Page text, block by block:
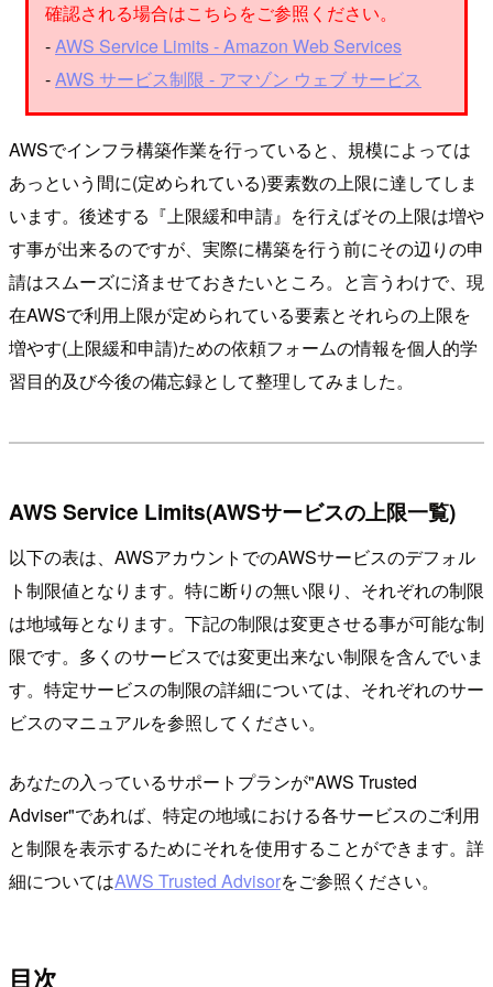
確認される場合はこちらをご参照ください。
-AWS Service Limits - Amazon Web Services
-AWS サービス制限 - アマゾン ウェブ サービス
AWSでインフラ構築作業を行っていると、規模によっては
あっという間に(定められている)要素数の上限に達してしま
います。後述する『上限緩和申請』を行えばその上限は増や
す事が出来るのですが、実際に構築を行う前にその辺りの申
請はスムーズに済ませておきたいところ。と言うわけで、現
在AWSで利用上限が定められている要素とそれらの上限を
増やす(上限緩和申請)ための依頼フォームの情報を個人的学
習目的及び今後の備忘録として整理してみました。
AWS Service Limits(AWSサービスの上限一覧)
以下の表は、AWSアカウントでのAWSサービスのデフォル
ト制限値となります。特に断りの無い限り、それぞれの制限
は地域毎となります。下記の制限は変更させる事が可能な制
限です。多くのサービスでは変更出来ない制限を含んでいま
す。特定サービスの制限の詳細については、それぞれのサー
ビスのマニュアルを参照してください。
あなたの入っているサポートプランが"AWS Trusted
Adviser"であれば、特定の地域における各サービスのご利用
と制限を表示するためにそれを使用することができます。詳
細についてはAWS Trusted Advisorをご参照ください。
目次